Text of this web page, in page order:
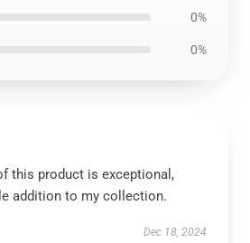
0%
0%
this product is exceptional,
addition to my collection.
Dec 18, 2024